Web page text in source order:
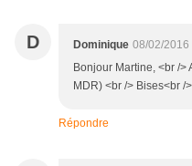
D Dominique 08/02/2016
Bonjour Martine, <br />
MDR) <br /> Bises<br /
Répondre